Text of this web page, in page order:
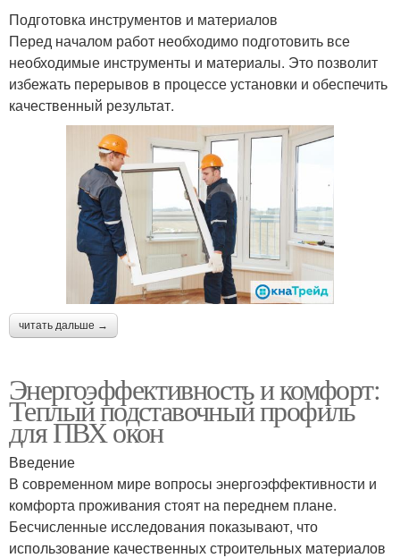
Подготовка инструментов и материалов
Перед началом работ необходимо подготовить все
необходимые инструменты и материалы. Это позволит
избежать перерывов в процессе установки и обеспечить
качественный результат.
читать дальше →
Энергоэффективность и комфорт:
Теплый подставочный профиль
для ПВХ окон
Введение
В современном мире вопросы энергоэффективности и
комфорта проживания стоят на переднем плане.
Бесчисленные исследования показывают, что
использование качественных строительных материалов